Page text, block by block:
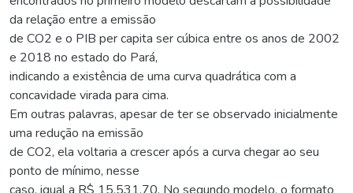
da relação entre a emissão
de CO2 e o PIB per capita ser cúbica entre os anos de 2002
e 2018 no estado do Pará,
indicando a existência de uma curva quadrática com a
concavidade virada para cima.
Em outras palavras, apesar de ter se observado inicialmente
uma redução na emissão
de CO2, ela voltaria a crescer após a curva chegar ao seu
ponto de mínimo, nesse